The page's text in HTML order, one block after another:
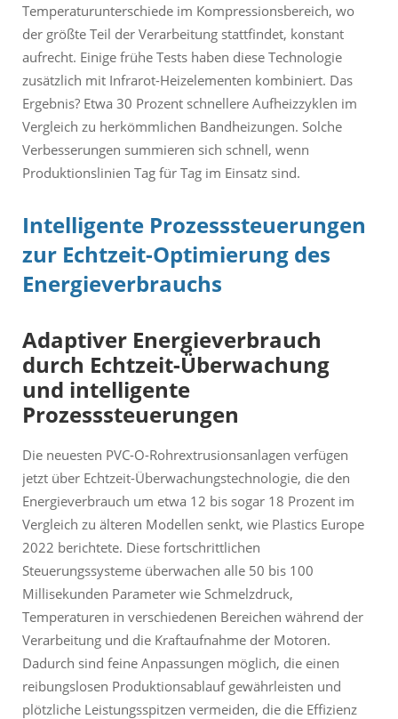
Temperaturunterschiede im Kompressionsbereich, wo
der größte Teil der Verarbeitung stattfindet, konstant
aufrecht. Einige frühe Tests haben diese Technologie
zusätzlich mit Infrarot-Heizelementen kombiniert. Das
Ergebnis? Etwa 30 Prozent schnellere Aufheizzyklen im
Vergleich zu herkömmlichen Bandheizungen. Solche
Verbesserungen summieren sich schnell, wenn
Produktionslinien Tag für Tag im Einsatz sind.
Intelligente Prozesssteuerungen
zur Echtzeit-Optimierung des
Energieverbrauchs
Adaptiver Energieverbrauch
durch Echtzeit-Überwachung
und intelligente
Prozesssteuerungen
Die neuesten PVC-O-Rohrextrusionsanlagen verfügen
jetzt über Echtzeit-Überwachungstechnologie, die den
Energieverbrauch um etwa 12 bis sogar 18 Prozent im
Vergleich zu älteren Modellen senkt, wie Plastics Europe
2022 berichtete. Diese fortschrittlichen
Steuerungssysteme überwachen alle 50 bis 100
Millisekunden Parameter wie Schmelzdruck,
Temperaturen in verschiedenen Bereichen während der
Verarbeitung und die Kraftaufnahme der Motoren.
Dadurch sind feine Anpassungen möglich, die einen
reibungslosen Produktionsablauf gewährleisten und
plötzliche Leistungsspitzen vermeiden, die die Effizienz